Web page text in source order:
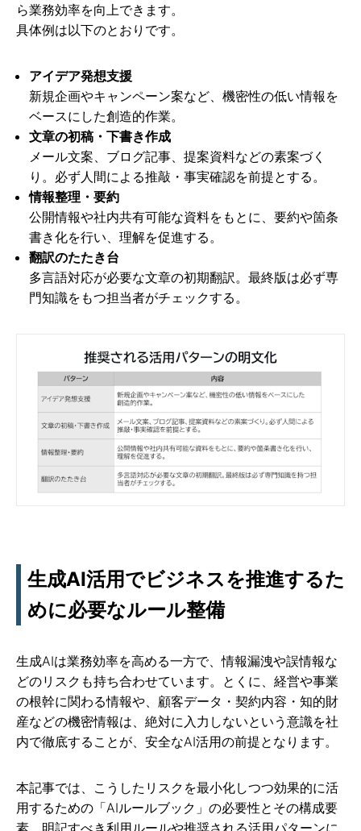
ら業務効率を向上できます。
具体例は以下のとおりです。
アイデア発想支援
新規企画やキャンペーン案など、機密性の低い情報を
ベースにした創造的作業。
文章の初稿・下書き作成
メール文案、ブログ記事、提案資料などの素案づく
り。必ず人間による推敲・事実確認を前提とする。
情報整理・要約
公開情報や社内共有可能な資料をもとに、要約や箇条
書き化を行い、理解を促進する。
翻訳のたたき台
多言語対応が必要な文章の初期翻訳。最終版は必ず専
門知識をもつ担当者がチェックする。
生成AI活用でビジネスを推進するた
めに必要なルール整備
生成AIは業務効率を高める一方で、情報漏洩や誤情報な
どのリスクも持ち合わせています。とくに、経営や事業
の根幹に関わる情報や、顧客データ・契約内容・知的財
産などの機密情報は、絶対に入力しないという意識を社
内で徹底することが、安全なAI活用の前提となります。
本記事では、こうしたリスクを最小化しつつ効果的に活
用するための「AIルールブック」の必要性とその構成要
素、明記すべき利用ルールや推奨される活用パターンに